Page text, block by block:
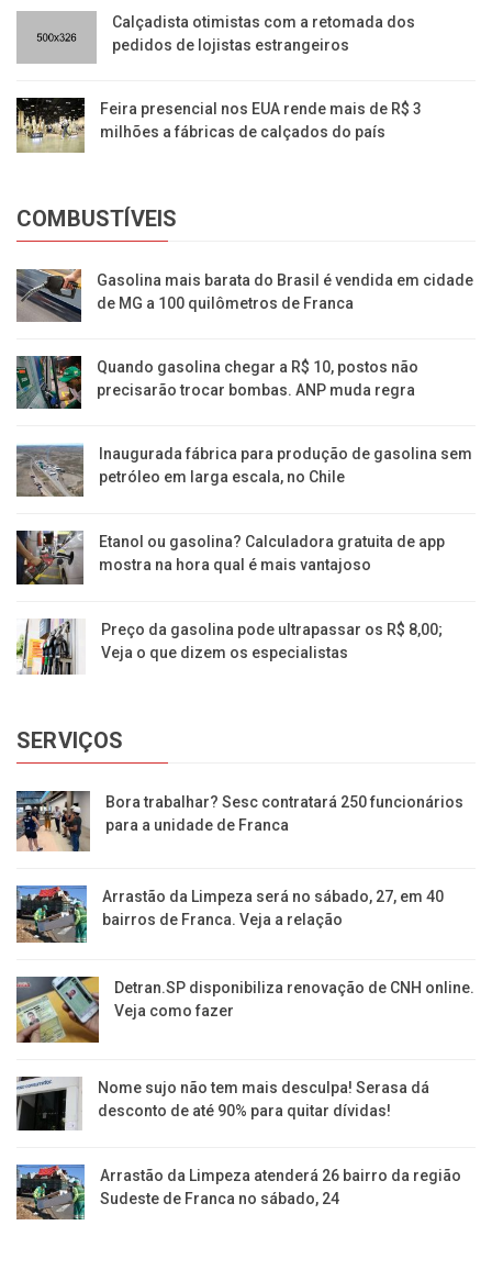
Calçadista otimistas com a retomada dos
pedidos de lojistas estrangeiros
Feira presencial nos EUA rende mais de R$ 3
milhões a fábricas de calçados do país
COMBUSTÍVEIS
Gasolina mais barata do Brasil é vendida em cidade
de MG a 100 quilômetros de Franca
Quando gasolina chegar a R$ 10, postos não
precisarão trocar bombas. ANP muda regra
Inaugurada fábrica para produção de gasolina sem
petróleo em larga escala, no Chile
Etanol ou gasolina? Calculadora gratuita de app
mostra na hora qual é mais vantajoso
Preço da gasolina pode ultrapassar os R$ 8,00;
Veja o que dizem os especialistas
SERVIÇOS
Bora trabalhar? Sesc contratará 250 funcionários
para a unidade de Franca
Arrastão da Limpeza será no sábado, 27, em 40
bairros de Franca. Veja a relação
Detran.SP disponibiliza renovação de CNH online.
Veja como fazer
Nome sujo não tem mais desculpa! Serasa dá
desconto de até 90% para quitar dívidas!
Arrastão da Limpeza atenderá 26 bairro da região
Sudeste de Franca no sábado, 24